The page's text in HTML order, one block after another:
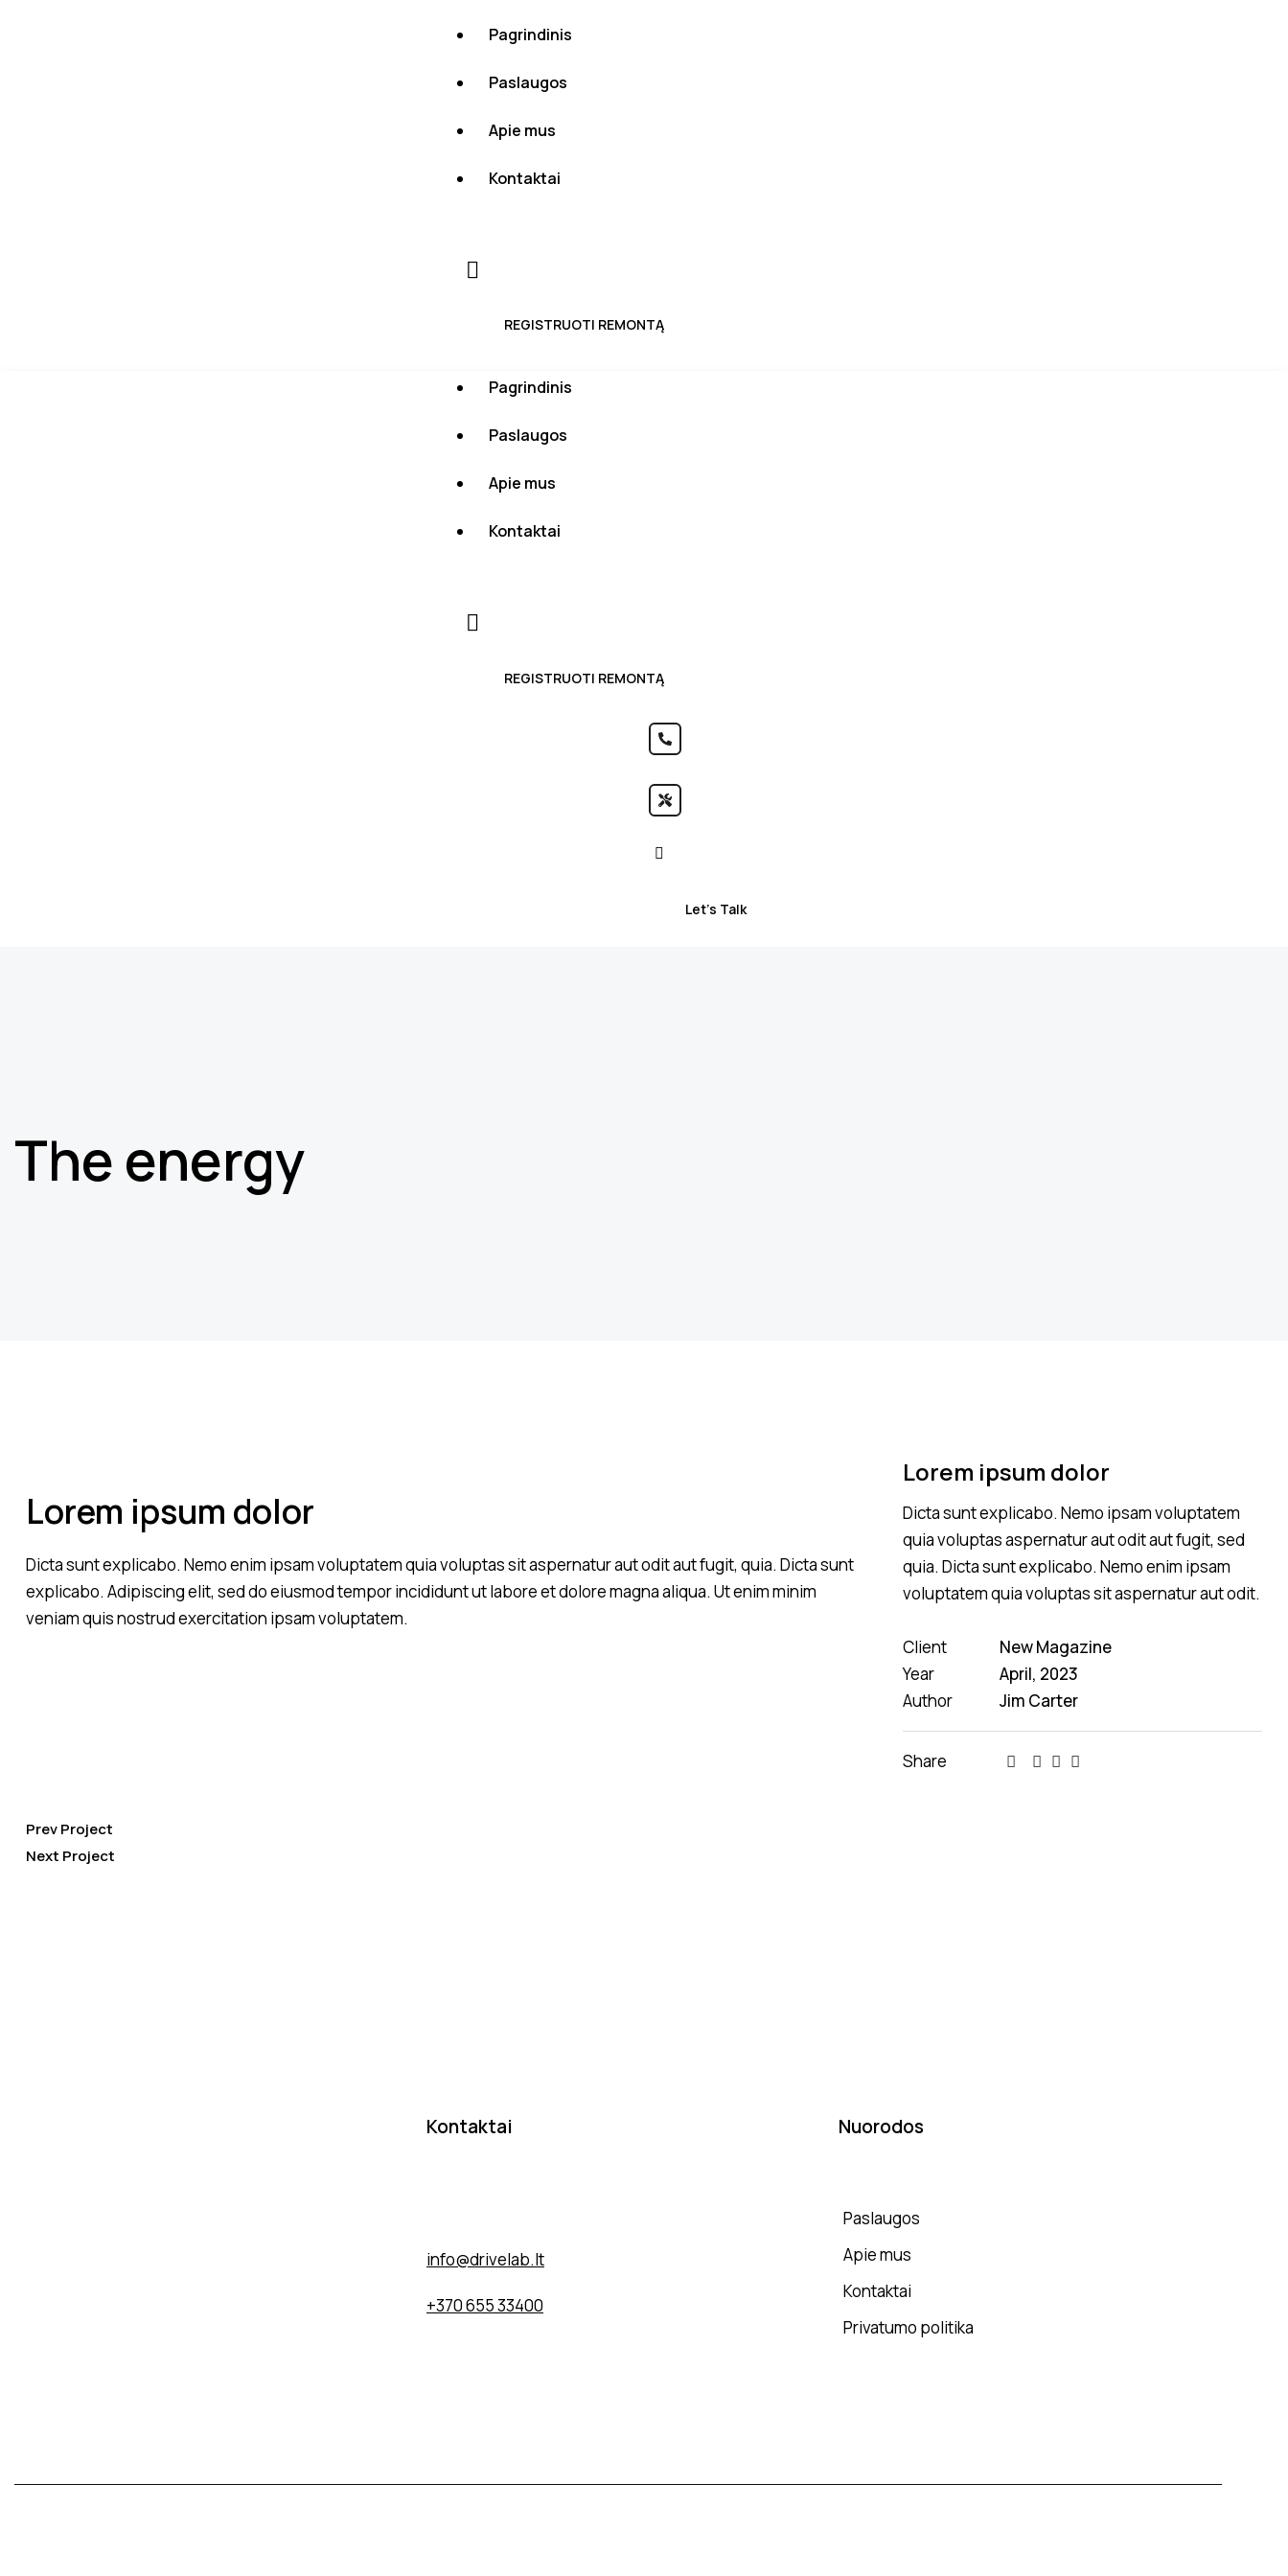
Pagrindinis
Paslaugos
Apie mus
Kontaktai
REGISTRUOTI REMONTĄ
Pagrindinis
Paslaugos
Apie mus
Kontaktai
REGISTRUOTI REMONTĄ
Let’s Talk
The energy
Lorem ipsum dolor
Dicta sunt explicabo. Nemo enim ipsam voluptatem quia voluptas sit aspernatur aut odit aut fugit, quia. Dicta sunt
explicabo. Adipiscing elit, sed do eiusmod tempor incididunt ut labore et dolore magna aliqua. Ut enim minim
veniam quis nostrud exercitation ipsam voluptatem.
Lorem ipsum dolor
Dicta sunt explicabo. Nemo ipsam voluptatem
quia voluptas aspernatur aut odit aut fugit, sed
quia. Dicta sunt explicabo. Nemo enim ipsam
voluptatem quia voluptas sit aspernatur aut odit.
Client
New Magazine
Year
April, 2023
Author
Jim Carter
Share
Prev Project
Next Project
Kontaktai
info@drivelab.lt
+370 655 33400
Nuorodos
Paslaugos
Apie mus
Kontaktai
Privatumo politika